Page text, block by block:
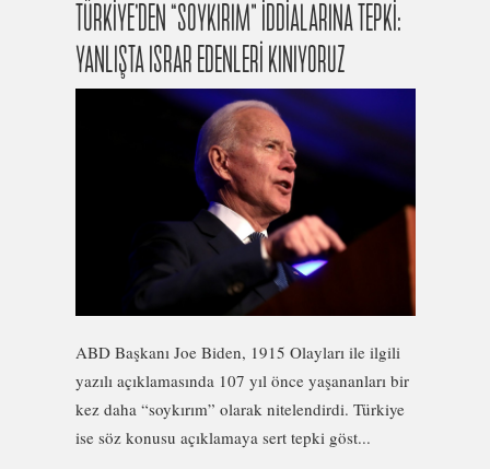
TÜRKİYE’DEN “SOYKIRIM” İDDİALARINA TEPKİ:
YANLIŞTA ISRAR EDENLERİ KINIYORUZ
ABD Başkanı Joe Biden, 1915 Olayları ile ilgili
yazılı açıklamasında 107 yıl önce yaşananları bir
kez daha “soykırım” olarak nitelendirdi. Türkiye
ise söz konusu açıklamaya sert tepki göst...